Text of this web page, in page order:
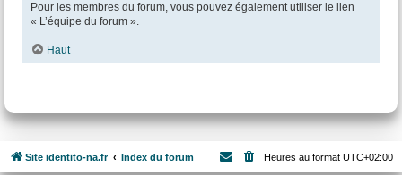
Pour les membres du forum, vous pouvez également utiliser le lien
« L’équipe du forum ».
Haut
Site identito-na.fr Index du forum Heures au format UTC+02:00